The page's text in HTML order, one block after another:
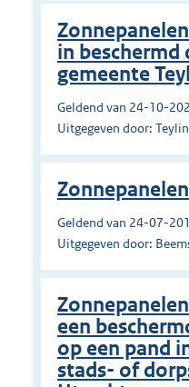
in beschermd
gemeente
Geldend van 24-10-
Uitgegeven door:
Geldend van 24-07-
Uitgegeven door:
een
op een pand
stads- of